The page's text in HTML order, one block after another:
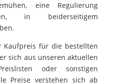
eine Regulierung
in beiderseitigem
Kaufpreis für die bestellten
sich aus unseren aktuellen
oder sonstigen
Preise verstehen sich ab